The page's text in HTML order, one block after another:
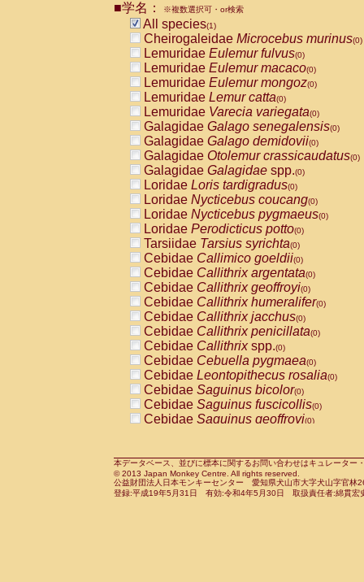
CebidaeCebus nigrivittatus
CebidaeCebus
CebidaeSaimiri boliviensis(0)
CebidaeSaimiri sciureus(0)
AtelidaeAlouatta caraya(0)
AtelidaeAlouatta fusca(0)
AtelidaeAlouatta seniculus
AtelidaeAlouattaspp.(0)
AtelidaeAteles belzebuth(0)
AtelidaeAteles geoffroyi(0)
AtelidaeAteles paniscus(0)
AtelidaeAtelesspp.(0)
Atelidae Lagothrix lagothricha
AtelidaeLagothrix lagothricha cana
PitheciidaeCacajao calvus
PitheciidaeCallicebus cupreus
PitheciidaeCallicebus donacophilus
PitheciidaeCallicebus moloch
PitheciidaeCallicebus torquatus
PitheciidaeCallicebusspp.(0)
PitheciidaeChiropotes satanas(0)
PitheciidaePithecia monachus
PitheciidaePithecia pithecia(0)
CercopithecidaeCercocebus agilis
CercopithecidaeCercocebus
CercopithecidaeCercocebus
CercopithecidaeCercocebus
CercopithecidaeCercocebus
CercopithecidaeCercocebushybrid
CercopithecidaePapio anubis(0)
CercopithecidaePapio cynocephalus
CercopithecidaePapio hamadryas(0)
■学名： ※複数選択可・or検索
All species(1)
Cheirogaleidae Microcebus murinus(0)
Lemuridae Eulemur fulvus(0)
Lemuridae Eulemur macaco(0)
Lemuridae Eulemur mongoz(0)
Lemuridae Lemur catta(0)
Lemuridae Varecia variegata(0)
Galagidae Galago senegalensis(0)
Galagidae Galago demidovii(0)
Galagidae Otolemur crassicaudatus(0)
Galagidae Galagidae spp.(0)
Loridae Loris tardigradus(0)
Loridae Nycticebus coucang(0)
Loridae Nycticebus pygmaeus(0)
Loridae Perodicticus potto(0)
Tarsiidae Tarsius syrichta(0)
Cebidae Callimico goeldii(0)
Cebidae Callithrix argentata(0)
Cebidae Callithrix geoffroyi(0)
Cebidae Callithrix humeralifer(0)
Cebidae Callithrix jacchus(0)
Cebidae Callithrix penicillata(0)
Cebidae Callithrixspp.(0)
Cebidae Cebuella pygmaea(0)
Cebidae Leontopithecus rosalia(0)
Cebidae Saguinus bicolor(0)
Cebidae Saguinus fuscicollis(0)
Cebidae Saguinus geoffroyi(0)
CebidaeSaguinus leucopus(0)
CebidaeSaguinus midas(0)
Cebidae Saguinus mystax(0)
本データベース、並びに標本に関するお問い合わせはキュレータ
© 2013 Japan Monkey Centre. All rights reserved.
公益財団法人日本モンキーセンター 愛知県犬山市大字犬山字官
登録:平成19年5月31日 有効:令和4年5月30日 取扱責任者:綿貫宏